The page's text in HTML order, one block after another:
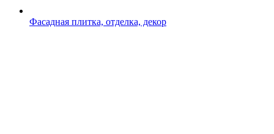
Фасадная плитка, отделка, декор